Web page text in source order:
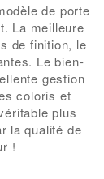
de porte
La meilleure
de finition, le
Le bien-
gestion
coloris et
plus
la qualité de
!